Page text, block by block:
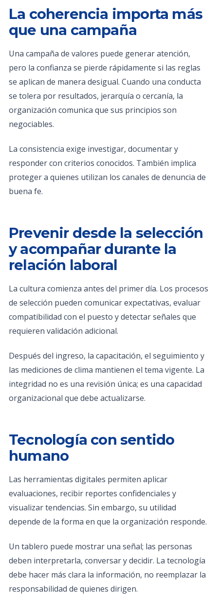
La coherencia importa más
que una campaña
Una campaña de valores puede generar atención,
pero la confianza se pierde rápidamente si las reglas
se aplican de manera desigual. Cuando una conducta
se tolera por resultados, jerarquía o cercanía, la
organización comunica que sus principios son
negociables.
La consistencia exige investigar, documentar y
responder con criterios conocidos. También implica
proteger a quienes utilizan los canales de denuncia de
buena fe.
Prevenir desde la selección
y acompañar durante la
relación laboral
La cultura comienza antes del primer día. Los procesos
de selección pueden comunicar expectativas, evaluar
compatibilidad con el puesto y detectar señales que
requieren validación adicional.
Después del ingreso, la capacitación, el seguimiento y
las mediciones de clima mantienen el tema vigente. La
integridad no es una revisión única; es una capacidad
organizacional que debe actualizarse.
Tecnología con sentido
humano
Las herramientas digitales permiten aplicar
evaluaciones, recibir reportes confidenciales y
visualizar tendencias. Sin embargo, su utilidad
depende de la forma en que la organización responde.
Un tablero puede mostrar una señal; las personas
deben interpretarla, conversar y decidir. La tecnología
debe hacer más clara la información, no reemplazar la
responsabilidad de quienes dirigen.